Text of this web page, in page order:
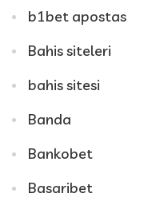
b1bet apostas
Bahis siteleri
bahis sitesi
Banda
Bankobet
Basaribet